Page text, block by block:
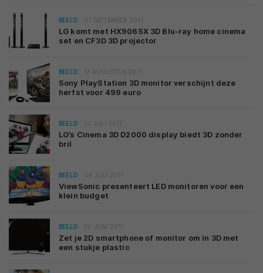
BEELD 01 SEPTEMBER 2011
LG komt met HX906SX 3D Blu-ray home cinema
set en CF3D 3D projector
BEELD 17 AUGUSTUS 2011
Sony PlayStation 3D monitor verschijnt deze
herfst voor 499 euro
BEELD 12 JULI 2011
LG’s Cinema 3D D2000 display biedt 3D zonder
bril
BEELD 04 JULI 2011
ViewSonic presenteert LED monitoren voor een
klein budget
BEELD 30 JUNI 2011
Zet je 2D smartphone of monitor om in 3D met
een stukje plastic